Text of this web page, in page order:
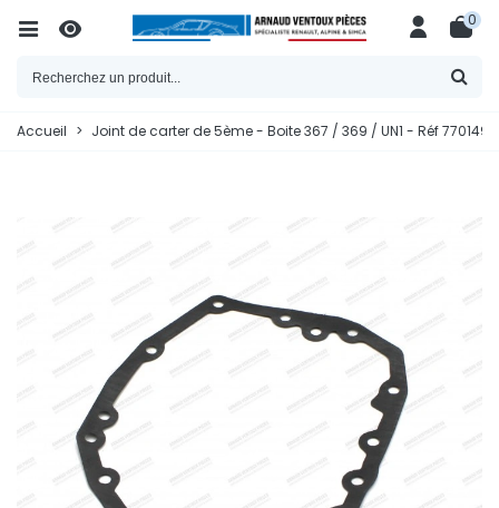
0
Accueil > Joint de carter de 5ème - Boite 367 / 369 / UN1 - Réf